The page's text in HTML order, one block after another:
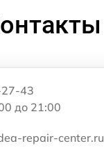
43
до 21:00
repair-center.ru